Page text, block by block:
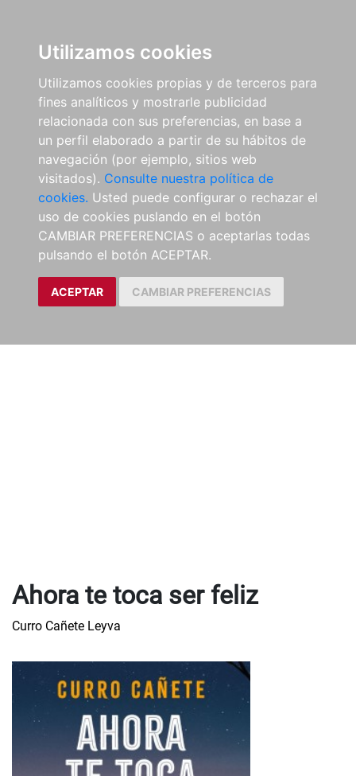
Utilizamos cookies
Utilizamos cookies propias y de terceros para
fines analíticos y mostrarle publicidad
relacionada con sus preferencias, en base a
un perfil elaborado a partir de su hábitos de
navegación (por ejemplo, sitios web
visitados). Consulte nuestra política de
cookies. Usted puede configurar o rechazar el
uso de cookies puslando en el botón
CAMBIAR PREFERENCIAS o aceptarlas todas
pulsando el botón ACEPTAR.
ACEPTAR CAMBIAR PREFERENCIAS
Ahora te toca ser feliz
Curro Cañete Leyva